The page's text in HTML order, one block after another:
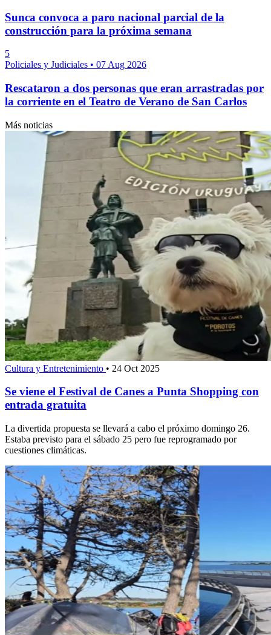
Sunca convoca a paro nacional parcial de la
construcción para la próxima semana
5
Policiales y Judiciales • 07 Aug 2026
Rescataron a dos personas que eran arrastradas por
la corriente en el Teatro de Verano de San Carlos
Más noticias
Cultura y Entretenimiento • 24 Oct 2025
Se viene el Festival de Canes a Punta Shopping con
entrada gratuita
La divertida propuesta se llevará a cabo el próximo domingo 26.
Estaba previsto para el sábado 25 pero fue reprogramado por
cuestiones climáticas.